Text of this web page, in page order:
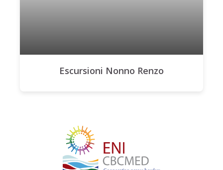
Escursioni Nonno Renzo